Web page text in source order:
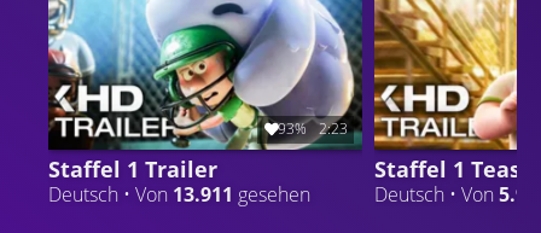
liebeskranker Schiedsrichter.
93% 2:23
Staffel 1 Trailer
Deutsch • Von 13.911 gesehen
Staffel 1
Deutsch • Von